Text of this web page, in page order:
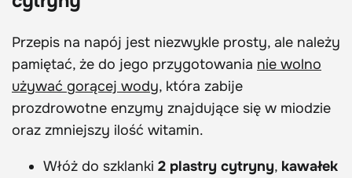
Przepis na napój jest niezwykle prosty, ale należy
pamiętać, że do jego przygotowania nie wolno
używać gorącej wody, która zabije
prozdrowotne enzymy znajdujące się w miodzie
oraz zmniejszy ilość witamin.
Włóż do szklanki 2 plastry cytryny, kawałek